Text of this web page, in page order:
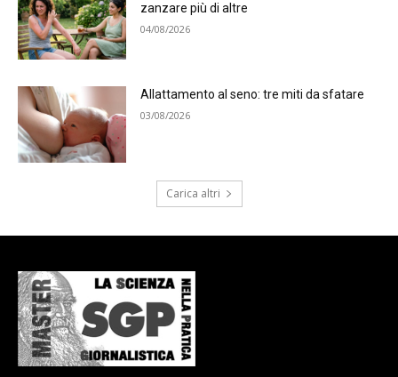
zanzare più di altre
04/08/2026
Allattamento al seno: tre miti da sfatare
03/08/2026
Carica altri